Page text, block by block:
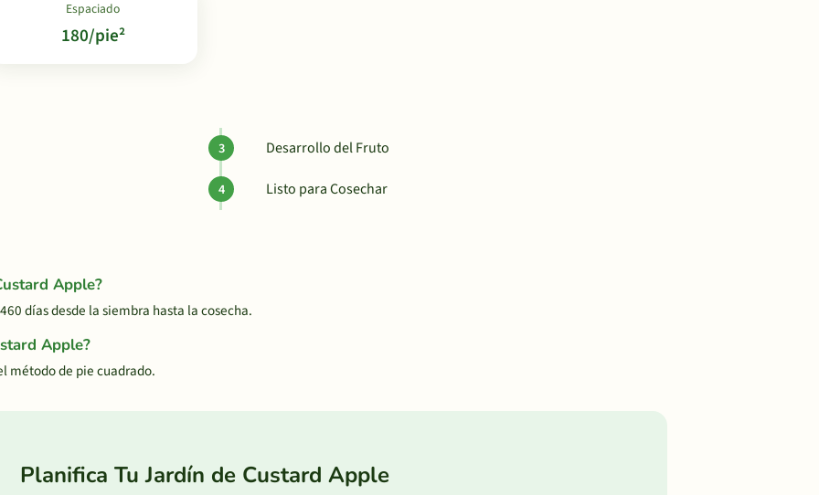
Espaciado
180/pie²
Desarrollo del Fruto
Listo para Cosechar
Apple?
días desde la siembra hasta la cosecha.
Apple?
método de pie cuadrado.
Planifica Tu Jardín de Custard Apple